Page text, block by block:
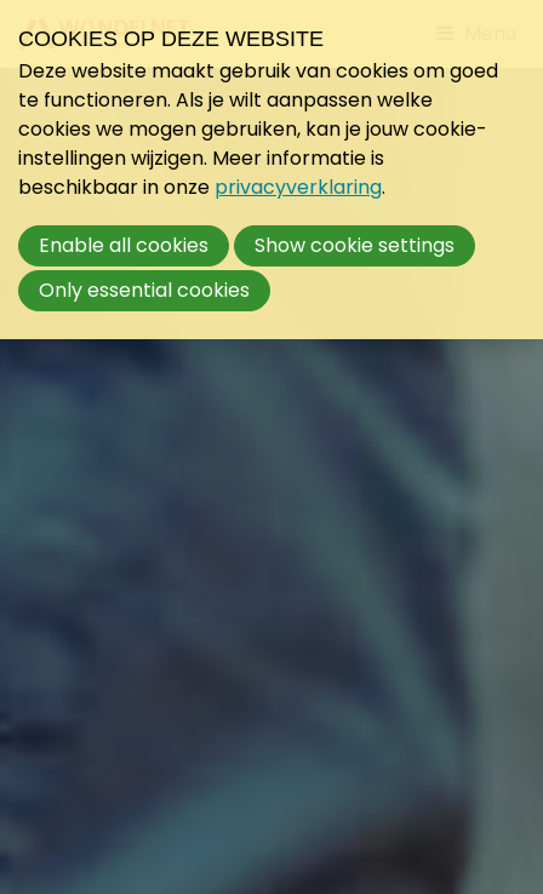
to
COOKIES OP DEZE WEBSITE
Deze website maakt gebruik van cookies om goed
te functioneren. Als je wilt aanpassen welke
cookies we mogen gebruiken, kan je jouw cookie-
instellingen wijzigen. Meer informatie is
beschikbaar in onze privacyverklaring.
Enable all cookies
Show cookie settings
Only essential cookies